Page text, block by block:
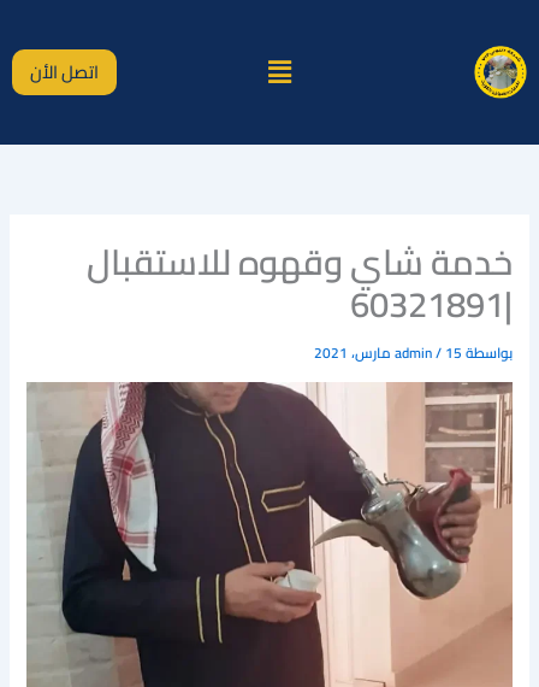
المحتوى
القائمة اتصل الأن
خدمة شاي وقهوه للاستقبال
|60321891
بواسطة admin/15 مارس، 2021